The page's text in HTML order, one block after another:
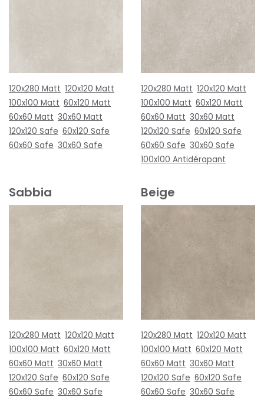
120x280 Matt 120x120 Matt
100x100 Matt 60x120 Matt
60x60 Matt 30x60 Matt
120x120 Safe 60x120 Safe
60x60 Safe 30x60 Safe
120x280 Matt 120x120 Matt
100x100 Matt 60x120 Matt
60x60 Matt 30x60 Matt
120x120 Safe 60x120 Safe
60x60 Safe 30x60 Safe
100x100 Antidérapant
Sabbia
120x280 Matt 120x120 Matt
100x100 Matt 60x120 Matt
60x60 Matt 30x60 Matt
120x120 Safe 60x120 Safe
60x60 Safe 30x60 Safe
Beige
120x280 Matt 120x120 Matt
100x100 Matt 60x120 Matt
60x60 Matt 30x60 Matt
120x120 Safe 60x120 Safe
60x60 Safe 30x60 Safe